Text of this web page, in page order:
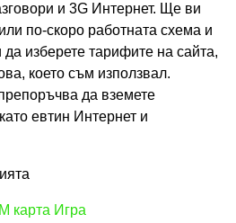
и 3G Интернет. Ще ви
по-скоро работната схема и
изберете тарифите на сайта,
което съм използвал.
да вземете
евтин Интернет и
карта Игра